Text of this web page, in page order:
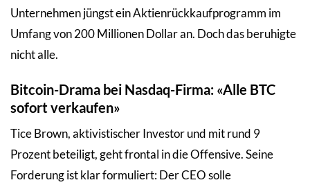
Unternehmen jüngst ein Aktienrückkaufprogramm im
Umfang von 200 Millionen Dollar an. Doch das beruhigte
nicht alle.
Bitcoin-Drama bei Nasdaq-Firma: «Alle BTC
sofort verkaufen»
Tice Brown, aktivistischer Investor und mit rund 9
Prozent beteiligt, geht frontal in die Offensive. Seine
Forderung ist klar formuliert: Der CEO solle